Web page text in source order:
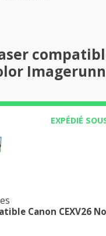
EXPÉDIÉ
Canon CEXV26